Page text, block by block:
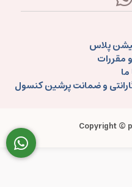
پلاس
مقررات
و ضمانت پرشین کنسول
Copyright ©